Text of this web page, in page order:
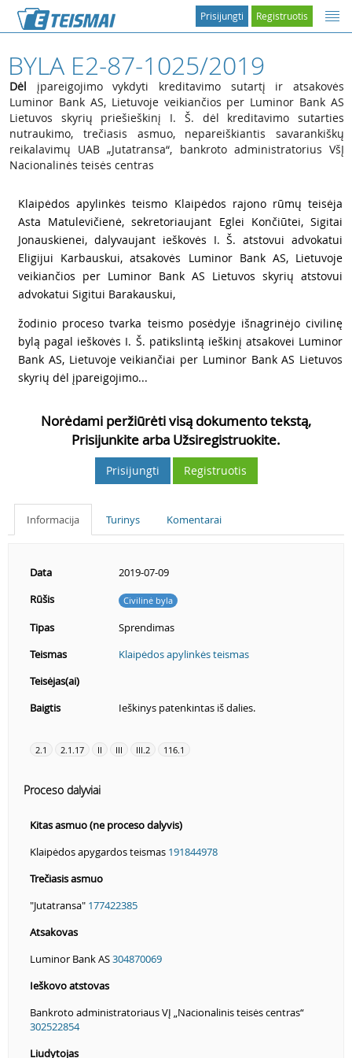
Registruotis
Prisijungti
BYLA E2-87-1025/2019
Dėl įpareigojimo vykdyti kreditavimo sutartį ir atsakovės
Luminor Bank AS, Lietuvoje veikiančios per Luminor Bank AS
Lietuvos skyrių priešieškinį I. Š. dėl kreditavimo sutarties
nutraukimo, trečiasis asmuo, nepareiškiantis savarankiškų
reikalavimų UAB „Jutatransa“, bankroto administratorius VšĮ
Nacionalinės teisės centras
Klaipėdos apylinkės teismo Klaipėdos rajono rūmų teisėja
Asta Matulevičienė, sekretoriaujant Eglei Končiūtei, Sigitai
Jonauskienei, dalyvaujant ieškovės I. Š. atstovui advokatui
Eligijui Karbauskui, atsakovės Luminor Bank AS, Lietuvoje
veikiančios per Luminor Bank AS Lietuvos skyrių atstovui
advokatui Sigitui Barakauskui,
žodinio proceso tvarka teismo posėdyje išnagrinėjo civilinę
bylą pagal ieškovės I. Š. patikslintą ieškinį atsakovei Luminor
Bank AS, Lietuvoje veikiančiai per Luminor Bank AS Lietuvos
skyrių dėl įpareigojimo...
Norėdami peržiūrėti visą dokumento tekstą,
Prisijunkite arba Užsiregistruokite.
Prisijungti Registruotis
Informacija Turinys Komentarai
Data
2019-07-09
Rūšis
Civilinė byla
Tipas
Sprendimas
Teismas
Klaipėdos apylinkės teismas
Teisėjas(ai)
Baigtis
Ieškinys patenkintas iš dalies.
2.1 2.1.17 II III III.2 116.1
Proceso dalyviai
Kitas asmuo (ne proceso dalyvis)
Klaipėdos apygardos teismas 191844978
Trečiasis asmuo
"Jutatransa" 177422385
Atsakovas
Luminor Bank AS304870069
Ieškovo atstovas
Bankroto administratoriaus VĮ „Nacionalinis teisės centras“
302522854
Liudytojas